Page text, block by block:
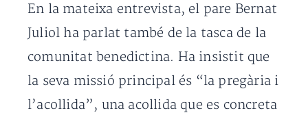
En la mateixa entrevista, el pare Bernat
Juliol ha parlat també de la tasca de la
comunitat benedictina. Ha insistit que
la seva missió principal és “la pregària i
l’acollida”, una acollida que es concreta